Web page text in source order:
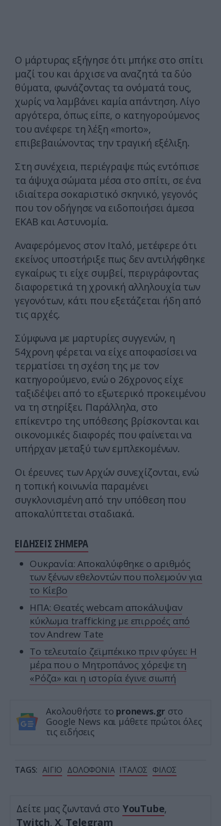
Ο μάρτυρας εξήγησε ότι μπήκε στο σπίτι
μαζί του και άρχισε να αναζητά τα δύο
θύματα, φωνάζοντας τα ονόματά τους,
χωρίς να λαμβάνει καμία απάντηση. Λίγο
αργότερα, όπως είπε, ο κατηγορούμενος
του ανέφερε τη λέξη «morto»,
επιβεβαιώνοντας την τραγική εξέλιξη.
Στη συνέχεια, περιέγραψε πώς εντόπισε
τα άψυχα σώματα μέσα στο σπίτι, σε ένα
ιδιαίτερα σοκαριστικό σκηνικό, γεγονός
που τον οδήγησε να ειδοποιήσει άμεσα
ΕΚΑΒ και Αστυνομία.
Αναφερόμενος στον Ιταλό, μετέφερε ότι
εκείνος υποστήριξε πως δεν αντιλήφθηκε
εγκαίρως τι είχε συμβεί, περιγράφοντας
διαφορετικά τη χρονική αλληλουχία των
γεγονότων, κάτι που εξετάζεται ήδη από
τις αρχές.
Σύμφωνα με μαρτυρίες συγγενών, η
54χρονη φέρεται να είχε αποφασίσει να
τερματίσει τη σχέση της με τον
κατηγορούμενο, ενώ ο 26χρονος είχε
ταξιδέψει από το εξωτερικό προκειμένου
να τη στηρίξει. Παράλληλα, στο
επίκεντρο της υπόθεσης βρίσκονται και
οικονομικές διαφορές που φαίνεται να
υπήρχαν μεταξύ των εμπλεκομένων.
Οι έρευνες των Αρχών συνεχίζονται, ενώ
η τοπική κοινωνία παραμένει
συγκλονισμένη από την υπόθεση που
αποκαλύπτεται σταδιακά.
ΕΙΔΗΣΕΙΣ ΣΗΜΕΡΑ
Ουκρανία: Αποκαλύφθηκε ο αριθμός
των ξένων εθελοντών που πολεμούν για
το Κίεβο
ΗΠΑ: Θεατές webcam αποκάλυψαν
κύκλωμα trafficking με επιρροές από
τον Andrew Tate
Το τελευταίο ζεϊμπέκικο πριν φύγει: Η
μέρα που ο Μητροπάνος χόρεψε τη
«Ρόζα» και η ιστορία έγινε σιωπή
Ακολουθήστε το pronews.gr στο
Google News και μάθετε πρώτοι όλες
τις ειδήσεις
TAGS: ΑΙΓΙΟ ΔΟΛΟΦΟΝΙΑ ΙΤΑΛΟΣ ΦΙΛΟΣ
Δείτε μας ζωντανά στο YouTube,
Twitch, X, Telegram